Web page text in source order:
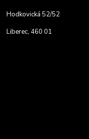
Hodkovická 52/52
Liberec, 460 01